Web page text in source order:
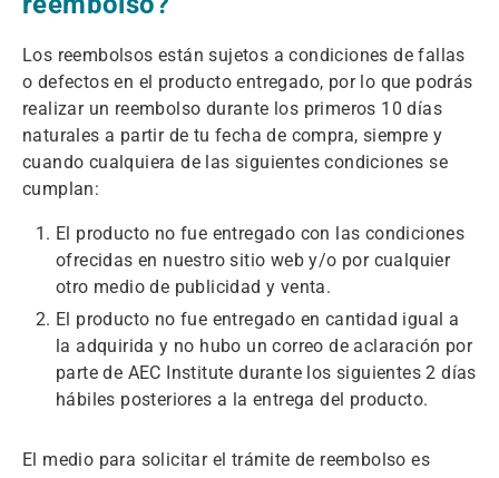
Los reembolsos están sujetos a condiciones de fallas
o defectos en el producto entregado, por lo que podrás
realizar un reembolso durante los primeros 10 días
naturales a partir de tu fecha de compra, siempre y
cuando cualquiera de las siguientes condiciones se
cumplan:
El producto no fue entregado con las condiciones
ofrecidas en nuestro sitio web y/o por cualquier
otro medio de publicidad y venta.
El producto no fue entregado en cantidad igual a
la adquirida y no hubo un correo de aclaración por
parte de AEC Institute durante los siguientes 2 días
hábiles posteriores a la entrega del producto.
El medio para solicitar el trámite de reembolso es